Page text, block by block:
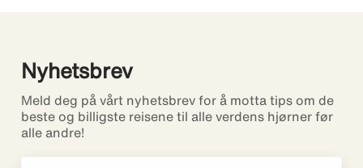
Nyhetsbrev
Meld deg på vårt nyhetsbrev for å motta tips om de
beste og billigste reisene til alle verdens hjørner før
alle andre!